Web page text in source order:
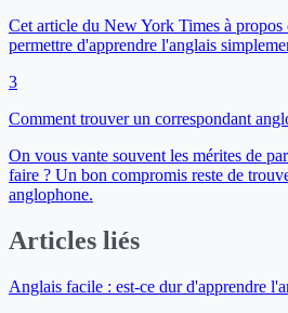
Cet article du New York Times à
permettre d'apprendre l'anglais
3
Comment trouver un correspondant
On vous vante souvent les mérites de
faire ? Un bon compromis reste de
anglophone.
Articles liés
Anglais facile : est-ce dur d'apprendre